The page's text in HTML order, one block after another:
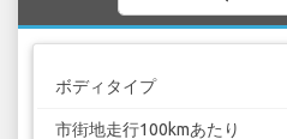
ボディタイプ
市街地走行100kmあたり